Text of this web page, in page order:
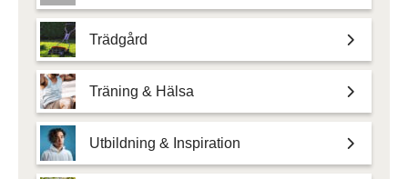
Trädgård
Träning & Hälsa
Utbildning & Inspiration